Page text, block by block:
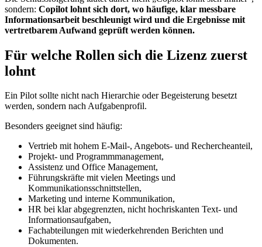
sondern: Copilot lohnt sich dort, wo häufige, klar messbare
Informationsarbeit beschleunigt wird und die Ergebnisse mit
vertretbarem Aufwand geprüft werden können.
Für welche Rollen sich die Lizenz zuerst
lohnt
Ein Pilot sollte nicht nach Hierarchie oder Begeisterung besetzt
werden, sondern nach Aufgabenprofil.
Besonders geeignet sind häufig:
Vertrieb mit hohem E-Mail-, Angebots- und Rechercheanteil,
Projekt- und Programmmanagement,
Assistenz und Office Management,
Führungskräfte mit vielen Meetings und
Kommunikationsschnittstellen,
Marketing und interne Kommunikation,
HR bei klar abgegrenzten, nicht hochriskanten Text- und
Informationsaufgaben,
Fachabteilungen mit wiederkehrenden Berichten und
Dokumenten.